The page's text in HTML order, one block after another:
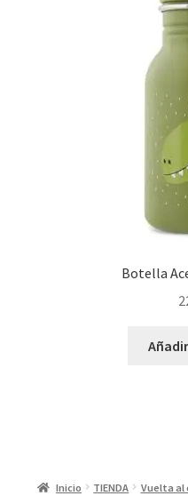
Botella
Inicio TIENDA Vuelta al